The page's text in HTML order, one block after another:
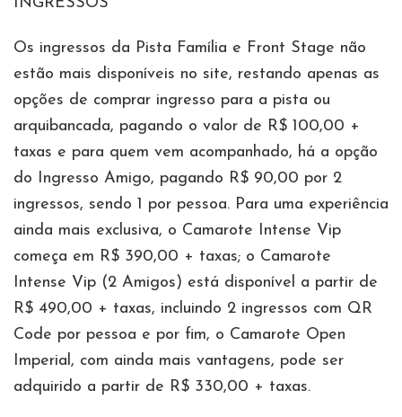
Os ingressos da Pista Família e Front Stage não
estão mais disponíveis no site, restando apenas as
opções de comprar ingresso para a pista ou
arquibancada, pagando o valor de R$ 100,00 +
taxas e para quem vem acompanhado, há a opção
do Ingresso Amigo, pagando R$ 90,00 por 2
ingressos, sendo 1 por pessoa. Para uma experiência
ainda mais exclusiva, o Camarote Intense Vip
começa em R$ 390,00 + taxas; o Camarote
Intense Vip (2 Amigos) está disponível a partir de
R$ 490,00 + taxas, incluindo 2 ingressos com QR
Code por pessoa e por fim, o Camarote Open
Imperial, com ainda mais vantagens, pode ser
adquirido a partir de R$ 330,00 + taxas.